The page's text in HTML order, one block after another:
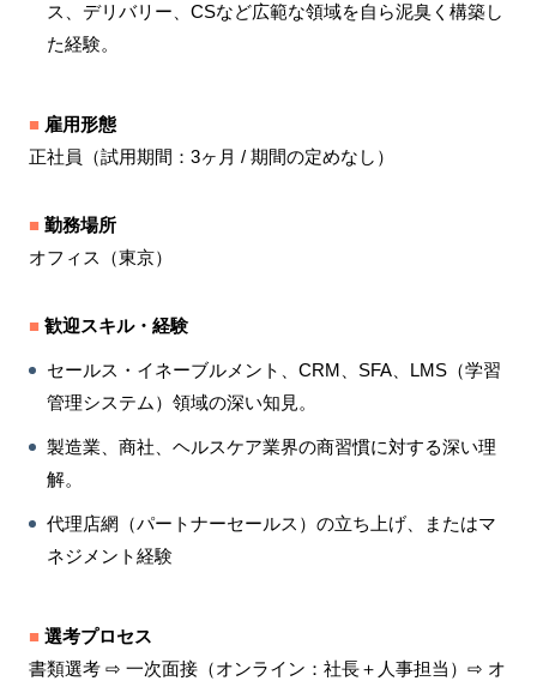
ス、デリバリー、CSなど広範な領域を自ら泥臭く構築し
た経験。
■ 雇用形態
正社員（試用期間：3ヶ月 / 期間の定めなし）
■ 勤務場所
オフィス（東京）
■ 歓迎スキル・経験
セールス・イネーブルメント、CRM、SFA、LMS（学習
管理システム）領域の深い知見。
製造業、商社、ヘルスケア業界の商習慣に対する深い理
解。
代理店網（パートナーセールス）の立ち上げ、またはマ
ネジメント経験
■ 選考プロセス
書類選考 ⇨ 一次面接（オンライン：社長＋人事担当）⇨ オ